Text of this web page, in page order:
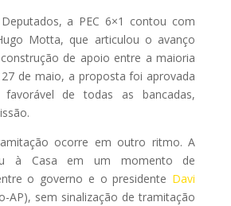
a PEC 6×1 contou com
Motta, que articulou o avanço
de apoio entre a maioria
de maio, a proposta foi aprovada
de todas as bancadas,
ocorre em outro ritmo. A
à Casa em um momento de
o governo e o presidente Davi
AP), sem sinalização de tramitação